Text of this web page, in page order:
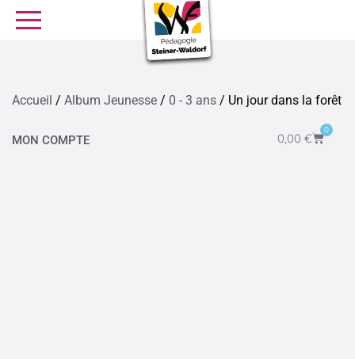
SE FORMER
Accueil / Album Jeunesse / 0 - 3 ans / Un jour dans la forêt
MON COMPTE 0,00 €
0